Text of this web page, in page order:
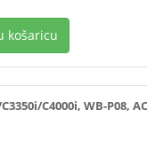
košaricu
C4000i, WB-P08,